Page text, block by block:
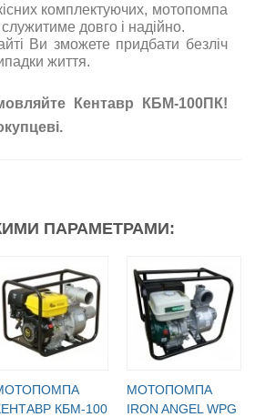
комплектуючих, мотопомпа
довго і надійно.
Ви зможете придбати безліч
життя.
Кентавр КБМ-100ПК!
ПАРАМЕТРАМИ:
КБМ-100
МОТОПОМПА
IRON ANGEL WPG